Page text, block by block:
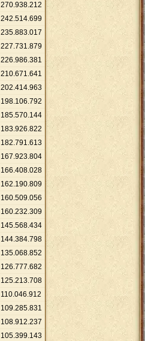
270.938.212
242.514.699
235.883.017
227.731.879
226.986.381
210.671.641
202.414.963
198.106.792
185.570.144
183.926.822
182.791.613
167.923.804
166.408.028
162.190.809
160.509.056
160.232.309
145.568.434
144.384.798
135.068.852
126.777.682
125.213.708
110.046.912
109.285.831
108.912.237
105.399.143